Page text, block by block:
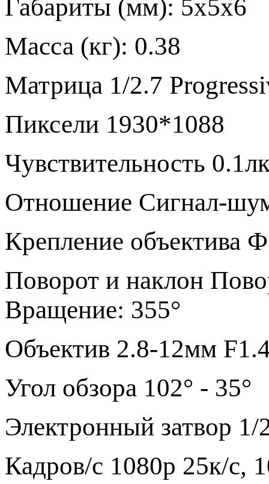
Габариты (мм): 5x5x6
Масса (кг): 0.38
Матрица 1/2.7
Пиксели 1930*1088
Чувствительность
Отношение Сигнал-
Крепление объектива
Поворот и наклон
Вращение: 355°
Объектив 2.8-12мм
Угол обзора 102° - 35°
Электронный затвор
Кадров/с 1080p 25к/с,